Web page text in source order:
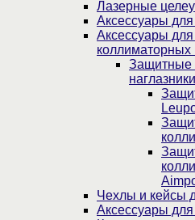
Лазерные
Аксессуары
Аксессуары
коллиматорных
Защитные
наглазники
Чехлы и кейсы
Аксессуары для